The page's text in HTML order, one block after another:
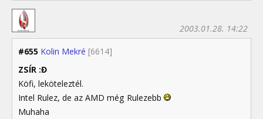
#655 Kolin Mekré [6614]
2003.01.28. 14:22
ZSÍR :Đ
Köfi, leköteleztél.
Intel Rulez, de az AMD még Rulezebb
Muhaha